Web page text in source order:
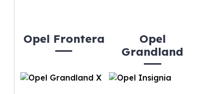
Opel Frontera
Opel
Grandland